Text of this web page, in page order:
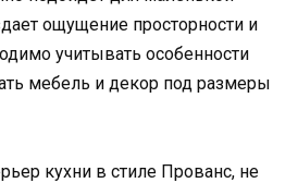
ощущение просторности и
учитывать особенности
мебель и декор под размеры
кухни в стиле Прованс, не